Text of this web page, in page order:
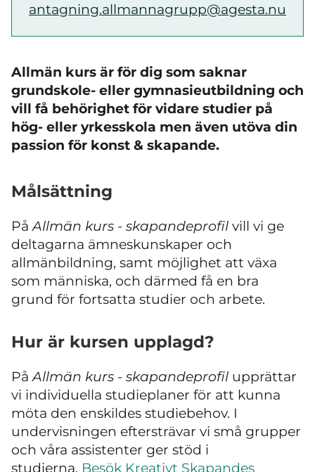
antagning.allmannagrupp@agesta.nu
Allmän kurs är för dig som saknar
grundskole- eller gymnasieutbildning och
vill få behörighet för vidare studier på
hög- eller yrkesskola men även utöva din
passion för konst & skapande.
Målsättning
PåAllmän kurs - skapandeprofil vill vi ge
deltagarna ämneskunskaper och
allmänbildning, samt möjlighet att växa
som människa, och därmed få en bra
grund för fortsatta studier och arbete.
Hur är kursen upplagd?
PåAllmän kurs - skapandeprofil upprättar
vi individuella studieplaner för att kunna
möta den enskildes studiebehov. I
undervisningen eftersträvar vi små grupper
och våra assistenter ger stöd i
studierna. Besök Kreativt Skapandes